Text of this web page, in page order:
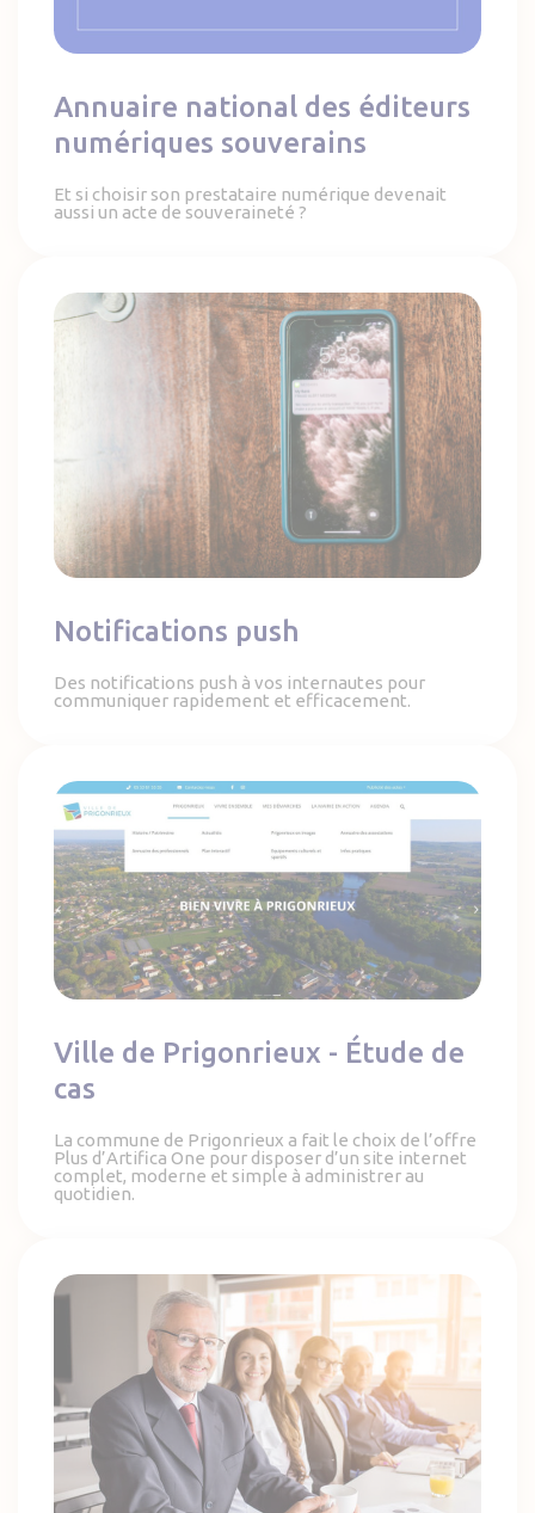
Annuaire national des éditeurs
numériques souverains
Et si choisir son prestataire numérique devenait
aussi un acte de souveraineté ?
Notifications push
Notifications push
Des notifications push à vos internautes pour
communiquer rapidement et efficacement.
Ville de Prigonrieux - Étude de cas
Ville de Prigonrieux - Étude de
cas
La commune de Prigonrieux a fait le choix de l’offre
Plus d’Artifica One pour disposer d’un site internet
complet, moderne et simple à administrer au
quotidien.
Annuaire des élus